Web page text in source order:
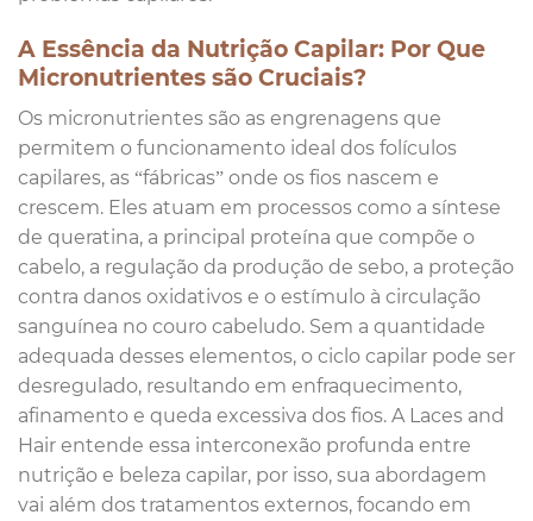
A Essência da Nutrição Capilar: Por Que
Micronutrientes são Cruciais?
Os micronutrientes são as engrenagens que
permitem o funcionamento ideal dos folículos
capilares, as “fábricas” onde os fios nascem e
crescem. Eles atuam em processos como a síntese
de queratina, a principal proteína que compõe o
cabelo, a regulação da produção de sebo, a proteção
contra danos oxidativos e o estímulo à circulação
sanguínea no couro cabeludo. Sem a quantidade
adequada desses elementos, o ciclo capilar pode ser
desregulado, resultando em enfraquecimento,
afinamento e queda excessiva dos fios. A Laces and
Hair entende essa interconexão profunda entre
nutrição e beleza capilar, por isso, sua abordagem
vai além dos tratamentos externos, focando em